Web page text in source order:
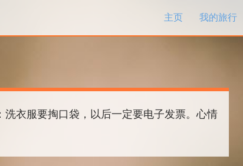
主页
我的旅行
衣服要掏口袋，以后一定要电子发票。心情